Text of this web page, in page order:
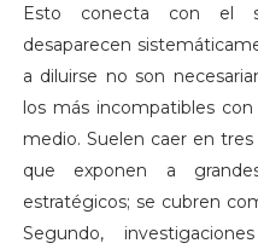
Esto conecta con el
desaparecen
a diluirse no son
los más incompatibles
medio. Suelen caer en
que exponen a
estratégicos; se cubren
Segundo,